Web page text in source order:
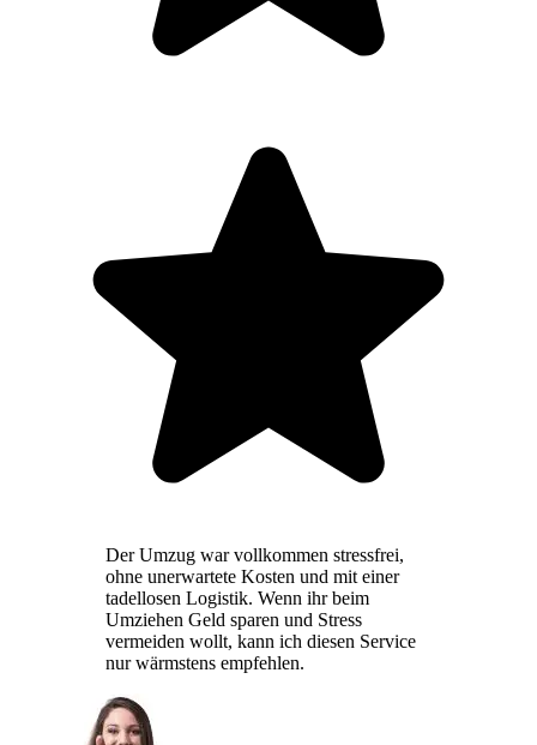
Der Umzug war vollkommen stressfrei,
ohne unerwartete Kosten und mit einer
tadellosen Logistik. Wenn ihr beim
Umziehen Geld sparen und Stress
vermeiden wollt, kann ich diesen Service
nur wärmstens empfehlen.